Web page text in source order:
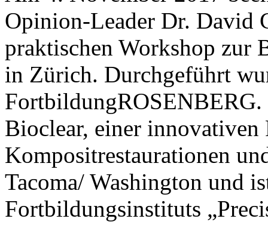
Opinion-Leader Dr. David
praktischen Workshop zur
in Zürich. Durchgeführt
Bioclear, einer
Kompositrestaurationen
Tacoma/ Washington und
Fortbildungsinstituts